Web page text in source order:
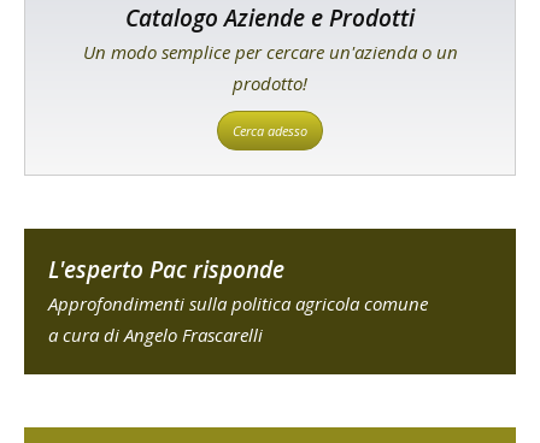
Catalogo Aziende e Prodotti
Un modo semplice per cercare un'azienda o un
prodotto!
Cerca adesso
L'esperto Pac risponde
Approfondimenti sulla politica agricola comune
a cura di Angelo Frascarelli